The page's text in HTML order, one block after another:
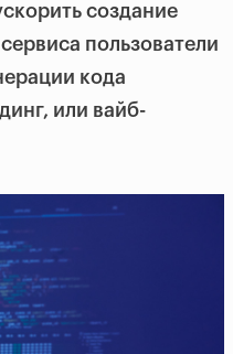
создание
пользователи
кода
или вайб-